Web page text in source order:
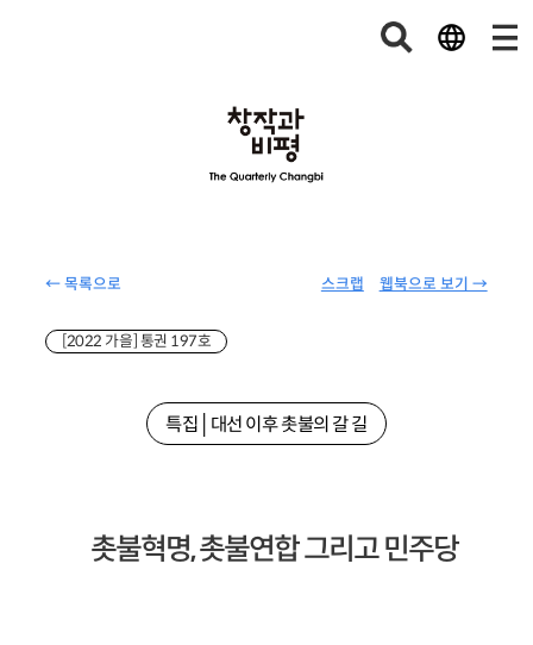
← 목록으로 웹북으로 보기 →
스크랩
[2022 가을] 통권 197호
특집│대선 이후 촛불의 갈 길
촛불혁명, 촛불연합 그리고 민주당